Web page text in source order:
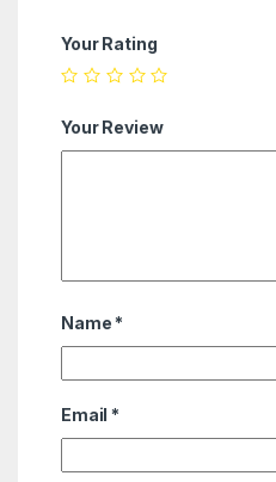
Your Rating
Your Review
Name *
Email *